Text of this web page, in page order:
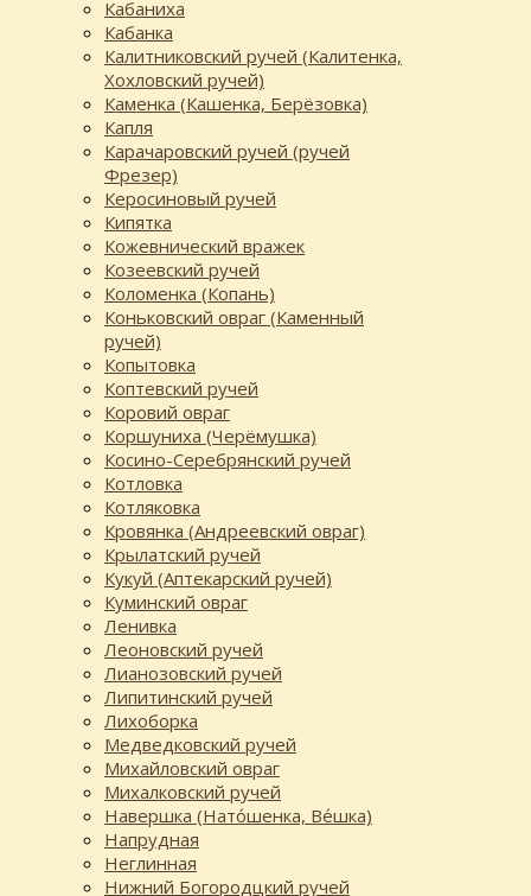
Кабаниха
Кабанка
Калитниковский ручей (Калитенка,
Хохловский ручей)
Каменка (Кашенка, Берёзовка)
Капля
Карачаровский ручей (ручей
Фрезер)
Керосиновый ручей
Кипятка
Кожевнический вражек
Козеевский ручей
Коломенка (Копань)
Коньковский овраг (Каменный
ручей)
Копытовка
Коптевский ручей
Коровий овраг
Коршуниха (Черёмушка)
Косино-Серебрянский ручей
Котловка
Котляковка
Кровянка (Андреевский овраг)
Крылатский ручей
Кукуй (Аптекарский ручей)
Куминский овраг
Ленивка
Леоновский ручей
Лианозовский ручей
Липитинский ручей
Лихоборка
Медведковский ручей
Михайловский овраг
Михалковский ручей
Навершка (Нато́шенка, Ве́шка)
Напрудная
Неглинная
Нижний Богородцкий ручей